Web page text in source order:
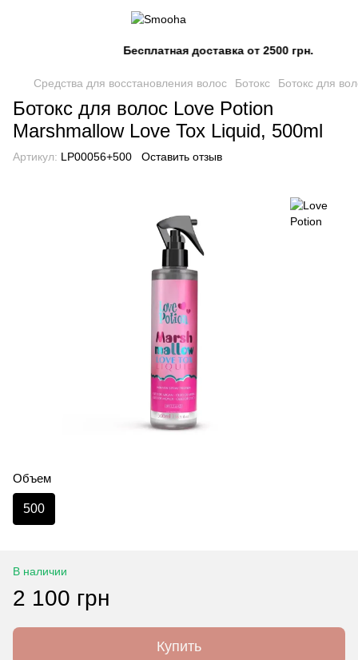
Бесплатная доставка от 2500 грн.
Средства для восстановления волос Ботокс Ботокс для
Ботокс для волос Love Potion
Marshmallow Love Tox Liquid, 500ml
Артикул: LP00056+500 Оставить отзыв
Объем
500
В наличии
2 100 грн
Купить